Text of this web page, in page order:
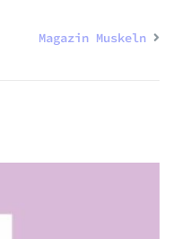
Magazin Muskeln